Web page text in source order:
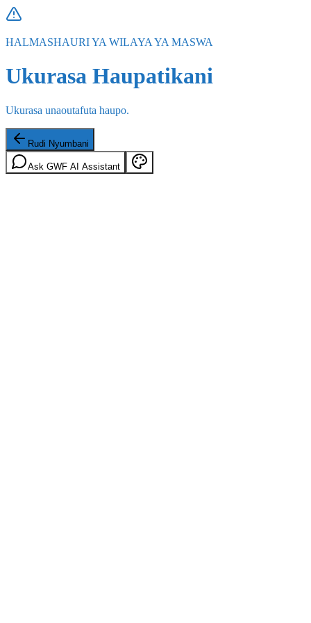
HALMASHAURI YA WILAYA YA MASWA
Ukurasa Haupatikani
Ukurasa unaoutafuta haupo.
Rudi Nyumbani
Ask GWF AI Assistant